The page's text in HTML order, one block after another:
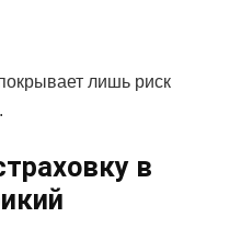
лишь риск
в